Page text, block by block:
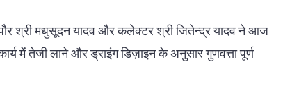
श्री मधुसूदन यादव और कलेक्टर श्री जितेन्द्र यादव ने आज
कार्य में तेजी लाने और ड्राइंग डिज़ाइन के अनुसार गुणवत्ता पूर्ण